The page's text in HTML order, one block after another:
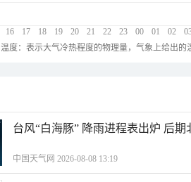
16 17 18 19 20 21 22 23 00 01 02
温度：表示大气冷热程度的物理量，气象上给出
台风“白海豚” 降雨进程表出炉 后
中国天气网 2026-08-08 13:19